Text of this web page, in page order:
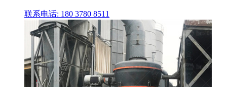
联系电话: 180 3780 8511